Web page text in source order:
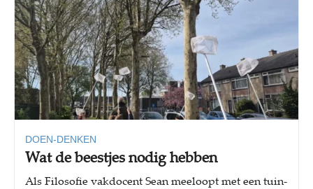
DOEN-DENKEN
Wat de beestjes nodig hebben
Als Filosofie vakdocent Sean meeloopt met een tuin-